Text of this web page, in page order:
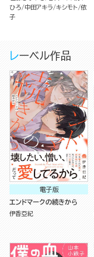
ひろ
中田アキラ キシモト 依
子
レーベル作品
電子版
エンドマークの続きから
伊香亞紀